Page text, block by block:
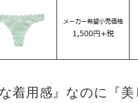
着用感』なのに『